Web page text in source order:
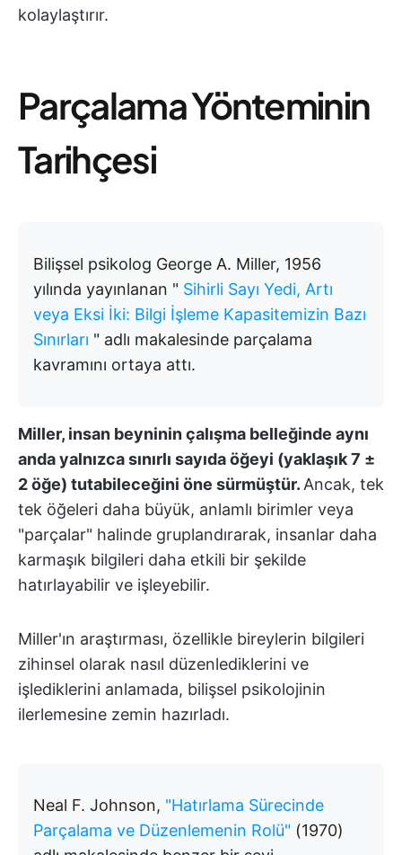
kolaylaştırır.
Parçalama Yönteminin
Tarihçesi
Bilişsel psikolog George A. Miller, 1956
yılında yayınlanan " Sihirli Sayı Yedi, Artı
veya Eksi İki: Bilgi İşleme Kapasitemizin Bazı
Sınırları " adlı makalesinde parçalama
kavramını ortaya attı.
Miller, insan beyninin çalışma belleğinde aynı
anda yalnızca sınırlı sayıda öğeyi (yaklaşık 7 ±
2 öğe) tutabileceğini öne sürmüştür. Ancak, tek
tek öğeleri daha büyük, anlamlı birimler veya
"parçalar" halinde gruplandırarak, insanlar daha
karmaşık bilgileri daha etkili bir şekilde
hatırlayabilir ve işleyebilir.
Miller'ın araştırması, özellikle bireylerin bilgileri
zihinsel olarak nasıl düzenlediklerini ve
işlediklerini anlamada, bilişsel psikolojinin
ilerlemesine zemin hazırladı.
Neal F. Johnson, "Hatırlama Sürecinde
Parçalama ve Düzenlemenin Rolü" (1970)